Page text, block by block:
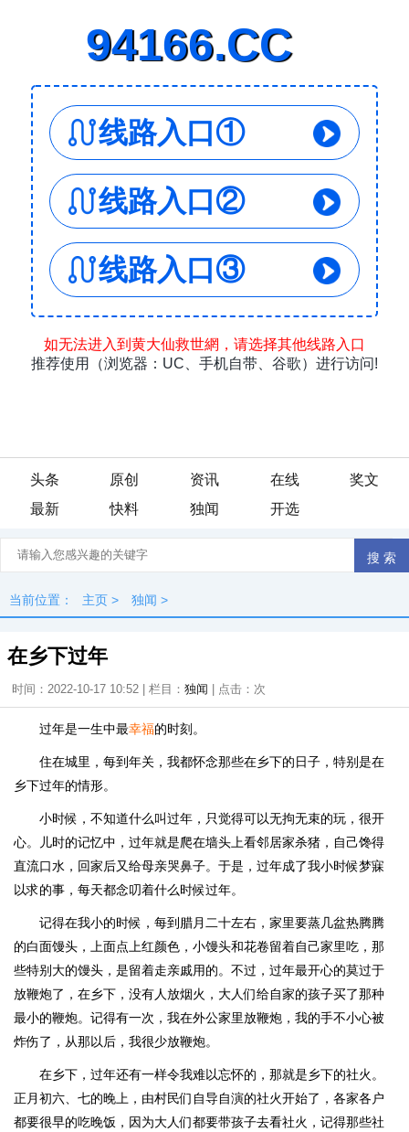
头条 原创 资讯 在线
奖文
最新
快料 独闻 开选
当前位置： 主页 > 独闻 >
在乡下过年
时间：2022-10-17 10:52 | 栏目： 独闻 | 点击： 次
过年是一生中最幸福的时刻。
住在城里，每到年关，我都怀念那些在乡下的日子，特别是在
乡下过年的情形。
小时候，不知道什么叫过年，只觉得可以无拘无束的玩，很开
心。儿时的记忆中，过年就是爬在墙头上看邻居家杀猪，自己馋得
直流口水，回家后又给母亲哭鼻子。于是，过年成了我小时候梦寐
以求的事，每天都念叨着什么时候过年。
记得在我小的时候，每到腊月二十左右，家里要蒸几盆热腾腾
的白面馒头，上面点上红颜色，小馒头和花卷留着自己家里吃，那
些特别大的馒头，是留着走亲戚用的。不过，过年最开心的莫过于
放鞭炮了，在乡下，没有人放烟火，大人们给自家的孩子买了那种
最小的鞭炮。记得有一次，我在外公家里放鞭炮，我的手不小心被
炸伤了，从那以后，我很少放鞭炮。
在乡下，过年还有一样令我难以忘怀的，那就是乡下的社火。
正月初六、七的晚上，由村民们自导自演的社火开始了，各家各户
都要很早的吃晚饭，因为大人们都要带孩子去看社火，记得那些社